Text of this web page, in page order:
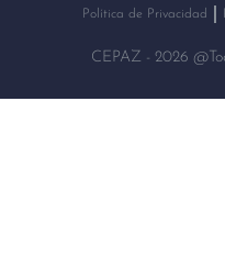
Política de Privacidad
CEPAZ - 2026